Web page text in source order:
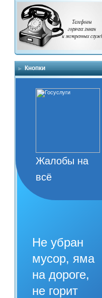
Кнопки
Жалобы на
всё
Не убран
мусор, яма
на дороге,
не горит